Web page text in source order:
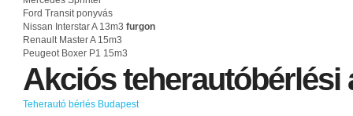
Ford Transit ponyvás
Nissan Interstar A 13m3 furgon
Renault Master A 15m3
Peugeot Boxer P1 15m3
Akciósteherautóbérlési
Teherautó bérlés Budapest